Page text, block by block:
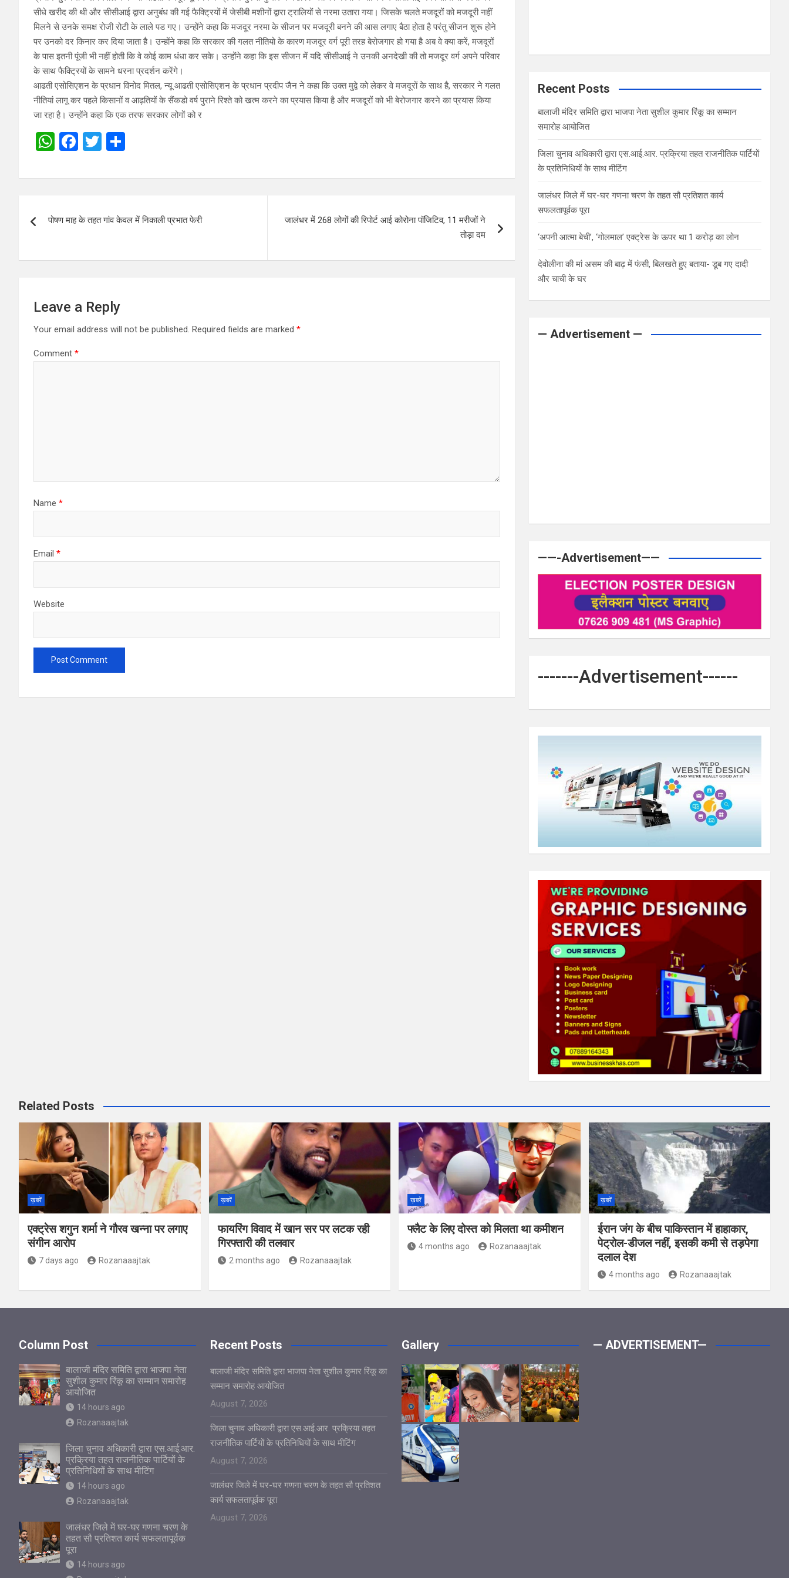
सीधे खरीद की थी और सीसीआई द्वारा अनुबंध की गई फैक्ट्रियों में जेसीबी मशीनों द्वारा ट्रालियों से नरमा उतारा गया। जिसके चलते मजदूरों को मजदूरी नहीं
मिलने से उनके समक्ष रोजी रोटी के लाले पड गए। उन्होंने कहा कि मजदूर नरमा के सीजन पर मजदूरी बनने की आस लगाए बैठा होता है परंतु सीजन शुरू होने
पर उनको दर किनार कर दिया जाता है। उन्होंने कहा कि सरकार की गलत नीतियो के कारण मजदूर वर्ग पूरी तरह बेरोजगार हो गया है अब वे क्या करें, मजदूरों
के पास इतनी पूंजी भी नहीं होती कि वे कोई काम धंधा कर सके। उन्होंने कहा कि इस सीजन में यदि सीसीआई ने उनकी अनदेखी की तो मजदूर वर्ग अपने परिवार
के साथ फैक्ट्रियों के सामने धरना प्रदर्शन करेंगे।
आढती एसोसिएशन के प्रधान विनोद मितल, न्यू आढती एसोसिएशन के प्रधान प्रदीप जैन ने कहा कि उक्त मुद्वे को लेकर वे मजदूरों के साथ है, सरकार ने गलत
नीतियां लागू कर पहले किसानों व आढ़तियों के सैंकडो वर्ष पुराने रिश्ते को खत्म करने का प्रयास किया है और मजदूरों को भी बेरोजगार करने का प्रयास किया
जा रहा है। उन्होंने कहा कि एक तरफ सरकार लोगों को र
W
at
A
p
F
ce
o
k
T
tt ar
navigation
पोषण माह के तहत गांव केवल में निकाली प्रभात फेरी
जालंधर में 268 लोगों की रिपोर्ट आई कोरोना पॉजिटिव, 11 मरीजों ने
तोड़ा दम
Leave a Reply
Your email address will not be published. Required fields are marked *
Comment *
Name *
Email *
Website
Recent Posts
बालाजी मंदिर समिति द्वारा भाजपा नेता सुशील कुमार रिंकू का सम्मान
समारोह आयोजित
जिला चुनाव अधिकारी द्वारा एस.आई.आर. प्रक्रिया तहत राजनीतिक पार्टियों
के प्रतिनिधियों के साथ मीटिंग
जालंधर जिले में घर-घर गणना चरण के तहत सौ प्रतिशत कार्य
सफलतापूर्वक पूरा
‘अपनी आत्मा बेची’, ‘गोलमाल’ एक्ट्रेस के ऊपर था 1 करोड़ का लोन
देवोलीना की मां असम की बाढ़ में फंसी, बिलखते हुए बताया- डूब गए दादी
और चाची के घर
— Advertisement —
——-Advertisement——
-------Advertisement------
Related Posts
ख़बरें
एक्ट्रेस शगुन शर्मा ने गौरव खन्ना पर लगाए
संगीन आरोप
7 days ago Rozanaaajtak
ख़बरें
फायरिंग विवाद में खान सर पर लटक रही
गिरफ्तारी की तलवार
2 months ago Rozanaaajtak
ख़बरें
फ्लैट के लिए दोस्त को मिलता था कमीशन
4 months ago Rozanaaajtak
ख़बरें
ईरान जंग के बीच पाकिस्‍तान में हाहाकार,
पेट्रोल-डीजल नहीं, इसकी कमी से तड़पेगा
दलाल देश
4 months ago Rozanaaajtak
Column Post
बालाजी मंदिर समिति द्वारा भाजपा नेता
सुशील कुमार रिंकू का सम्मान समारोह
आयोजित
14 hours ago
Rozanaaajtak
जिला चुनाव अधिकारी द्वारा एस.आई.आर.
प्रक्रिया तहत राजनीतिक पार्टियों के
प्रतिनिधियों के साथ मीटिंग
14 hours ago
Rozanaaajtak
जालंधर जिले में घर-घर गणना चरण के
तहत सौ प्रतिशत कार्य सफलतापूर्वक
पूरा
14 hours ago
Recent Posts
बालाजी मंदिर समिति द्वारा भाजपा नेता सुशील कुमार रिंकू का
सम्मान समारोह आयोजित
August 7, 2026
जिला चुनाव अधिकारी द्वारा एस.आई.आर. प्रक्रिया तहत
राजनीतिक पार्टियों के प्रतिनिधियों के साथ मीटिंग
August 7, 2026
जालंधर जिले में घर-घर गणना चरण के तहत सौ प्रतिशत
कार्य सफलतापूर्वक पूरा
August 7, 2026
Gallery — ADVERTISEMENT—